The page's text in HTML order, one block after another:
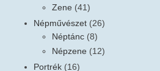
Zene (41)
Népművészet (26)
Néptánc (8)
Népzene (12)
Portrék (16)